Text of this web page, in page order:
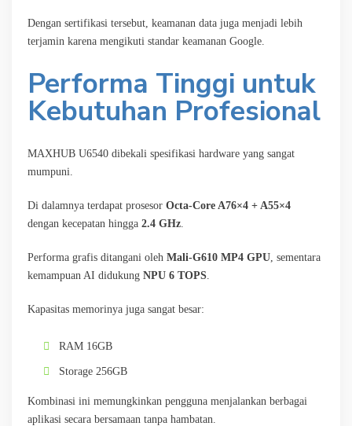
Dengan sertifikasi tersebut, keamanan data juga menjadi lebih
terjamin karena mengikuti standar keamanan Google.
Performa Tinggi untuk
Kebutuhan Profesional
MAXHUB U6540 dibekali spesifikasi hardware yang sangat
mumpuni.
Di dalamnya terdapat prosesor Octa-Core A76×4 + A55×4
dengan kecepatan hingga 2.4 GHz
Performa grafis ditangani oleh Mali-G610 MP4 GPU , sementara
kemampuan AI didukung NPU 6 TOPS
Kapasitas memorinya juga sangat besar:
RAM 16GB
Storage 256GB
Kombinasi ini memungkinkan pengguna menjalankan berbagai
aplikasi secara bersamaan tanpa hambatan.